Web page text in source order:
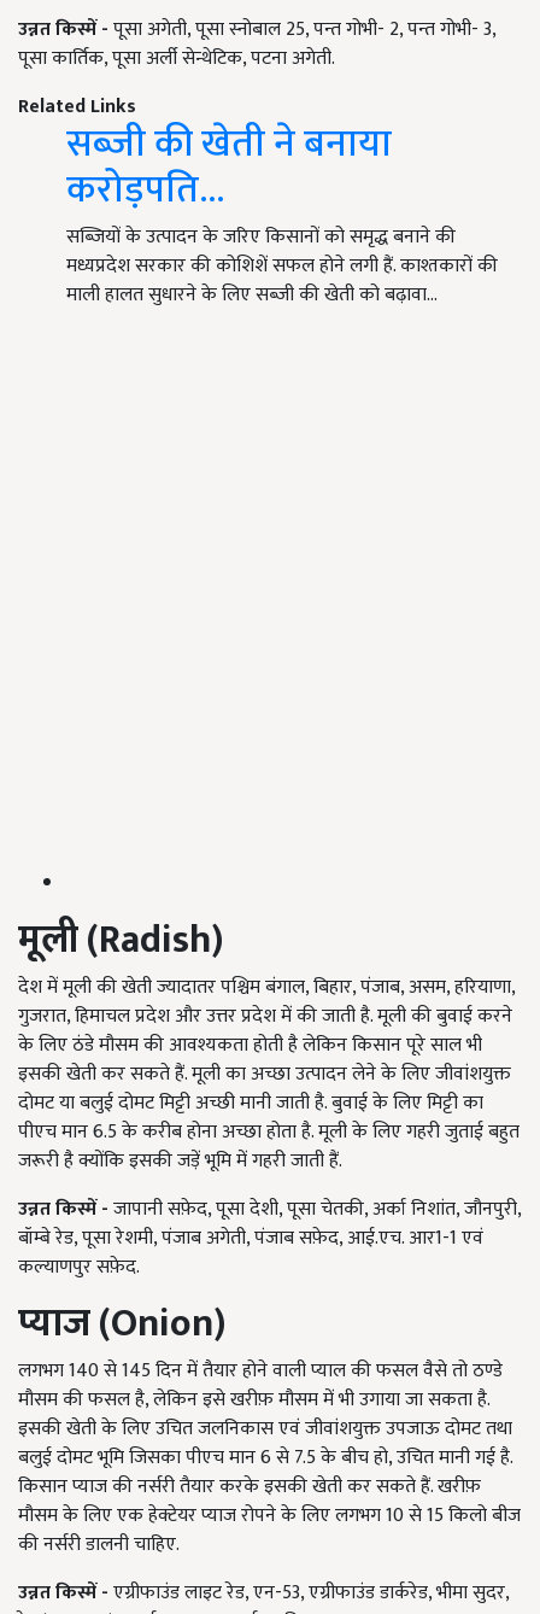
उन्नत किस्में -पूसा अगेती, पूसा स्नोबाल 25, पन्त गोभी- 2, पन्त गोभी- 3,
पूसा कार्तिक, पूसा अर्ली सेन्थेटिक, पटना अगेती.
Related Links
सब्जी की खेती ने बनाया
करोड़पति...
सब्जियों के उत्पादन के जरिए किसानों को समृद्ध बनाने की
मध्यप्रदेश सरकार की कोशिशें सफल होने लगी हैं. काश्तकारों की
माली हालत सुधारने के लिए सब्जी की खेती को बढ़ावा…
मूली (Radish)
देश में मूली की खेती ज्यादातर पश्चिम बंगाल, बिहार, पंजाब, असम, हरियाणा,
गुजरात, हिमाचल प्रदेश और उत्तर प्रदेश में की जाती है. मूली की बुवाई करने
के लिए ठंडे मौसम की आवश्यकता होती है लेकिन किसान पूरे साल भी
इसकी खेती कर सकते हैं. मूली का अच्छा उत्पादन लेने के लिए जीवांशयुक्त
दोमट या बलुई दोमट मिट्टी अच्छी मानी जाती है. बुवाई के लिए मिट्टी का
पीएच मान 6.5 के करीब होना अच्छा होता है. मूली के लिए गहरी जुताई बहुत
जरूरी है क्योंकि इसकी जड़ें भूमि में गहरी जाती हैं.
उन्नत किस्में -जापानी सफ़ेद, पूसा देशी, पूसा चेतकी, अर्का निशांत, जौनपुरी,
बॉम्बे रेड, पूसा रेशमी, पंजाब अगेती, पंजाब सफ़ेद, आई.एच. आर1-1 एवं
कल्याणपुर सफ़ेद.
प्याज (Onion)
लगभग 140 से 145 दिन में तैयार होने वाली प्याल की फसल वैसे तो ठण्डे
मौसम की फसल है, लेकिन इसे खरीफ़ मौसम में भी उगाया जा सकता है.
इसकी खेती के लिए उचित जलनिकास एवं जीवांशयुक्त उपजाऊ दोमट तथा
बलुई दोमट भूमि जिसका पीएच मान 6 से 7.5 के बीच हो, उचित मानी गई है.
किसान प्याज की नर्सरी तैयार करके इसकी खेती कर सकते हैं. खरीफ़
मौसम के लिए एक हेक्टेयर प्याज रोपने के लिए लगभग 10 से 15 किलो बीज
की नर्सरी डालनी चाहिए.
उन्नत किस्में -एग्रीफाउंड लाइट रेड, एन-53, एग्रीफाउंड डार्करेड, भीमा सुदर,